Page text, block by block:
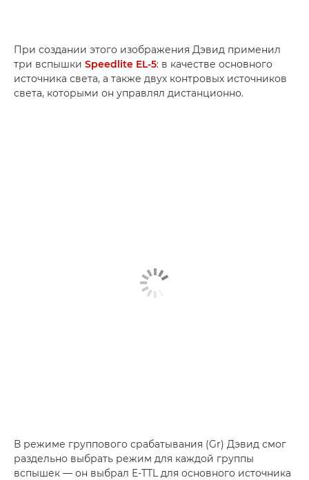
При создании этого изображения Дэвид применил
три вспышки Speedlite EL-5: в качестве основного
источника света, а также двух контровых источников
света, которыми он управлял дистанционно.
В режиме группового срабатывания (Gr) Дэвид смог
раздельно выбрать режим для каждой группы
вспышек — он выбрал E-TTL для основного источника